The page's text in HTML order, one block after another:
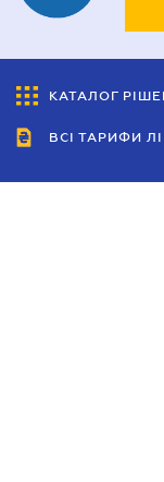
КАТАЛОГ
ВСІ ТАРИФИ